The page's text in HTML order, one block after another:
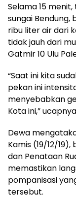
Selama 15
sungai
ribu liter air dari
tidak jauh dari
Gatmir 10 Ulu
“Saat ini kita
pekan ini
menyebabkan
Kota ini,”
Dewa
Kamis (19/12/
dan Penataan
memastikan
pompanisasi
tersebut.